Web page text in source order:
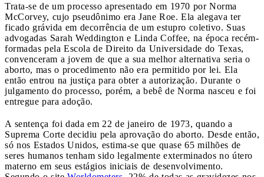
Trata-se de um processo apresentado em 1970 por Norma
McCorvey, cujo pseudônimo era Jane Roe. Ela alegava ter
ficado grávida em decorrência de um estupro coletivo. Suas
advogadas Sarah Weddington e Linda Coffee, na época recém-
formadas pela Escola de Direito da Universidade do Texas,
convenceram a jovem de que a sua melhor alternativa seria o
aborto, mas o procedimento não era permitido por lei. Ela
então entrou na justiça para obter a autorização. Durante o
julgamento do processo, porém, a bebê de Norma nasceu e foi
entregue para adoção.
A sentença foi dada em 22 de janeiro de 1973, quando a
Suprema Corte decidiu pela aprovação do aborto. Desde então,
só nos Estados Unidos, estima-se que quase 65 milhões de
seres humanos tenham sido legalmente exterminados no útero
materno em seus estágios iniciais de desenvolvimento.